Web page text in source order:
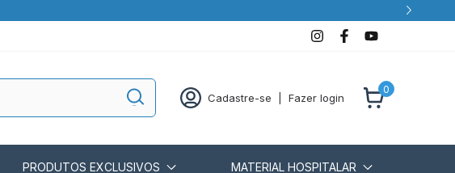
Cadastre-se Fazer login
0
PRODUTOS EXCLUSIVOS MATERIAL HOSPITALAR